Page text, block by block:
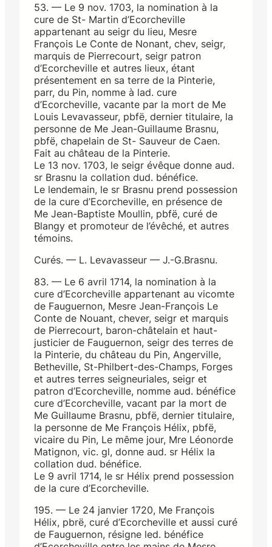
53. — Le 9 nov. 1703, la nomination à la
cure de St- Martin d’Ecorcheville
appartenant au seigr du lieu, Mesre
François Le Conte de Nonant, chev, seigr,
marquis de Pierrecourt, seigr patron
d’Ecorcheville et autres lieux, étant
présentement en sa terre de la Pinterie,
parr, du Pin, nomme à lad. cure
d’Ecorcheville, vacante par la mort de Me
Louis Levavasseur, pbfë, dernier titulaire, la
personne de Me Jean-Guillaume Brasnu,
pbfë, chapelain de St- Sauveur de Caen.
Fait au château de la Pinterie.
Le 13 nov. 1703, le seigr évêque donne aud.
sr Brasnu la collation dud. bénéfice.
Le lendemain, le sr Brasnu prend possession
de la cure d’Ecorcheville, en présence de
Me Jean-Baptiste Moullin, pbfë, curé de
Blangy et promoteur de l’évêché, et autres
témoins.
Curés. — L. Levavasseur — J.-G.Brasnu.
83. — Le 6 avril 1714, la nomination à la
cure d’Ecorcheville appartenant au vicomte
de Fauguernon, Mesre Jean-François Le
Conte de Nouant, chever, seigr et marquis
de Pierrecourt, baron-châtelain et haut-
justicier de Fauguernon, seigr des terres de
la Pinterie, du château du Pin, Angerville,
Betheville, St-Philbert-des-Champs, Forges
et autres terres seigneuriales, seigr et
patron d’Ecorcheville, nomme aud. bénéfice
cure d’Ecorcheville, vacant par la mort de
Me Guillaume Brasnu, pbfë, dernier titulaire,
la personne de Me François Hélix, pbfë,
vicaire du Pin, Le même jour, Mre Léonorde
Matignon, vic. gl, donne aud. sr Hélix la
collation dud. bénéfice.
Le 9 avril 1714, le sr Hélix prend possession
de la cure d’Ecorcheville.
195. — Le 24 janvier 1720, Me François
Hélix, pbrë, curé d’Ecorcheville et aussi curé
de Fauguernon, résigne led. bénéfice